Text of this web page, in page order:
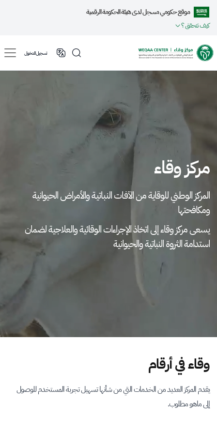
موقع حكومي مسجل لدى هيئة الحكومة الرقمية
كيف تتحقق ؟
تسجيل الدخول
مركز وقاء
المركز الوطني للوقاية من الآفـات النـبـاتيـة والأمراض الحيوانية
ومكافحتها
يسعى مركز وقاء إلى اتخاذ الإجراءات الوقائية والعلاجية لضمان
استدامة الثروة النباتية والحيوانية
وقاء في أرقام
يقدم المركز العديد من الخدمات التي من شأنها تسهيل تجربة المستخدم للوصول
إلى ماهو مطلوب.